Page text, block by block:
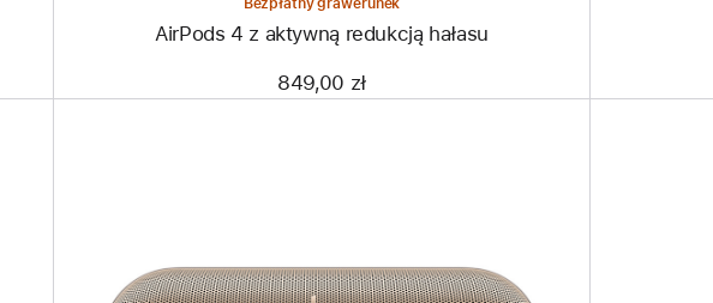
Bezpłatny grawerunek
AirPods 4 z aktywną redukcją hałasu
849,00 zł